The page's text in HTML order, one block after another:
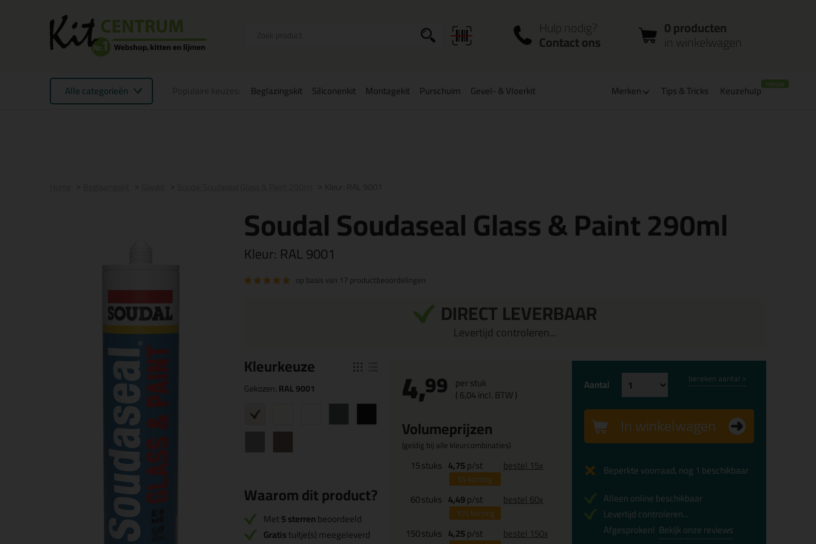
in winkelwagen
account
Hulp nodig?
Contact ons
0 producten
in winkelwagen
Alle categorieën Beglazingskit Siliconenkit Montagekit Purschuim Gevel- & Vloerkit Merken Tips & Tricks Keuzehulp
Kleur: RAL 9001
Soudal Soudaseal Glass & Paint 290ml
Kleur: RAL 9001
op basis van 17 productbeoordelingen
DIRECT LEVERBAAR
Levertijd controleren...
Kleurkeuze
Gekozen:RAL 9001
Waarom dit product?
Met5 sterrenbeoordeeld
Gratistuitje(s) meegeleverd
4,99 per stuk
(6,04incl. BTW )
Volumeprijzen
(geldig bij alle kleurcombinaties)
15stuks 4,75p/st
5%korting
bestel 15x
60stuks 4,49p/st
10%korting
bestel 60x
150stuks 4,25p/st bestel 150x
Aantal bereken aantal >
In winkelwagen
Beperkte voorraad, nog 1 beschikbaar
Alleen online beschikbaar
Levertijd controleren...
Afgesproken! Bekijk onze reviews